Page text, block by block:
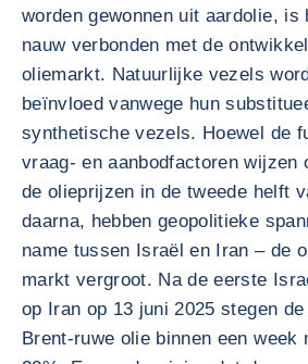
worden gewonnen uit aardolie, is
nauw verbonden met de
oliemarkt. Natuurlijke vezels
beïnvloed vanwege hun
synthetische vezels. Hoewel de
vraag- en aanbodfactoren wijzen
de olieprijzen in de tweede helft
daarna, hebben geopolitieke
name tussen Israël en Iran – de
markt vergroot. Na de eerste
op Iran op 13 juni 2025 stegen
Brent-ruwe olie binnen een week